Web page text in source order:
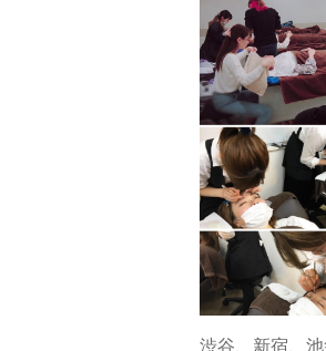
渋谷、新宿、